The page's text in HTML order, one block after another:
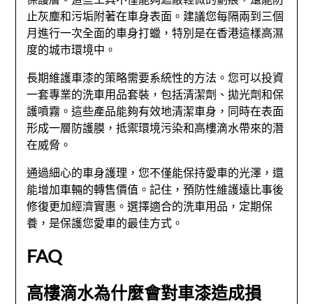
止灰塵和污垢附著在車身表面。建議您每隔兩到三個
月進行一次全面的車身打蠟，特別是在香港這樣高濕
度的城市環境中。
長期維護車漆的策略需要系統性的方法。您可以投資
一套專業的洗車用品套裝，包括清潔劑、拋光劑和保
護噴霧。這些產品能夠有效地清潔車身，同時在表面
形成一層防護膜，抵禦環境污染和高樓滴水帶來的潛
在威脅。
通過細心的車身護理，您不僅能保持愛車的光澤，還
能增加車輛的轉售價值。記住，預防性維護遠比事後
修復更加經濟實惠。選擇適合的洗車用品，定期保
養，是保護您愛車的最佳方式。
FAQ
高樓滴水為什麼會對車漆造成損